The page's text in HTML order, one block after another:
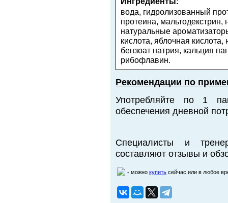
вода, гидролизованный
протеина,
натуральные
кислота, яблочная
бензоат натрия, кальция
рибофлавин.
Рекомендации по
Употребляйте по 1
обеспечения дневной
Специалисты и
составляют отзывы и
- можно купить сейчас или в любое